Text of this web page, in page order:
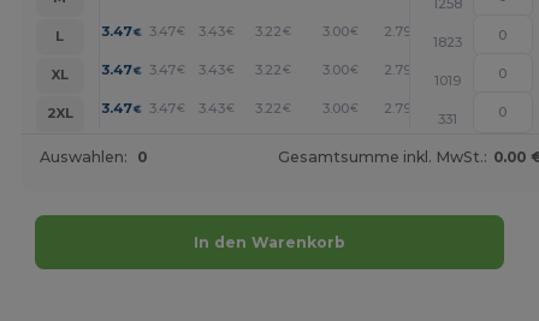
1258
L
3.47€ 3.47€ 3.43€ 3.22 € 3.00€ 2.79 +
1823
XL
3.47€ 3.47€ 3.43€ 3.22 € 3.00€ 2.79 +
1019
2XL
3.47€ 3.47€ 3.43€ 3.22 € 3.00€ 2.79 +
331
Auswahlen: 0 Gesamtsumme inkl. MwSt.: 0.00
In den Warenkorb